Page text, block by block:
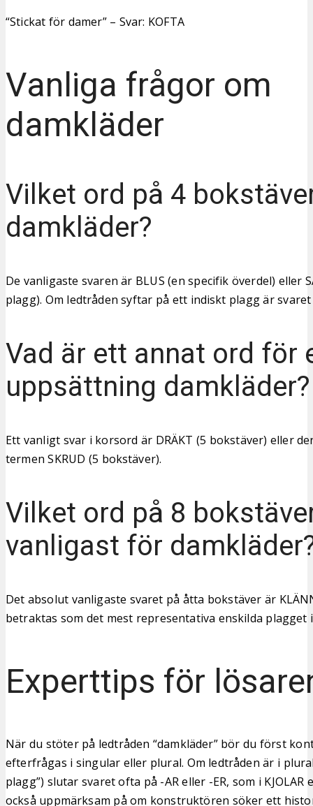
“Stickat för damer” – Svar: KOFTA
Vanliga frågor om
damkläder
Vilket ord på 4
damkläder?
De vanligaste svaren är BLUS (en specifik överdel) eller
plagg). Om ledtråden syftar på ett indiskt plagg är svaret
Vad är ett annat ord för
uppsättning damkläder?
Ett vanligt svar i korsord är DRÄKT (5 bokstäver) eller
termen SKRUD (5 bokstäver).
Vilket ord på 8
vanligast för
Det absolut vanligaste svaret på åtta bokstäver är
betraktas som det mest representativa enskilda plagget
Experttips för
När du stöter på ledtråden “damkläder” bör du först
efterfrågas i singular eller plural. Om ledtråden är i
plagg”) slutar svaret ofta på -AR eller -ER, som i KJOLAR
också uppmärksam på om konstruktören söker ett